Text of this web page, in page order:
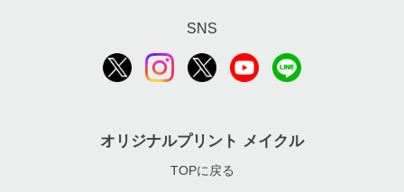
SNS
オリジナルプリント メイクル
TOPに戻る